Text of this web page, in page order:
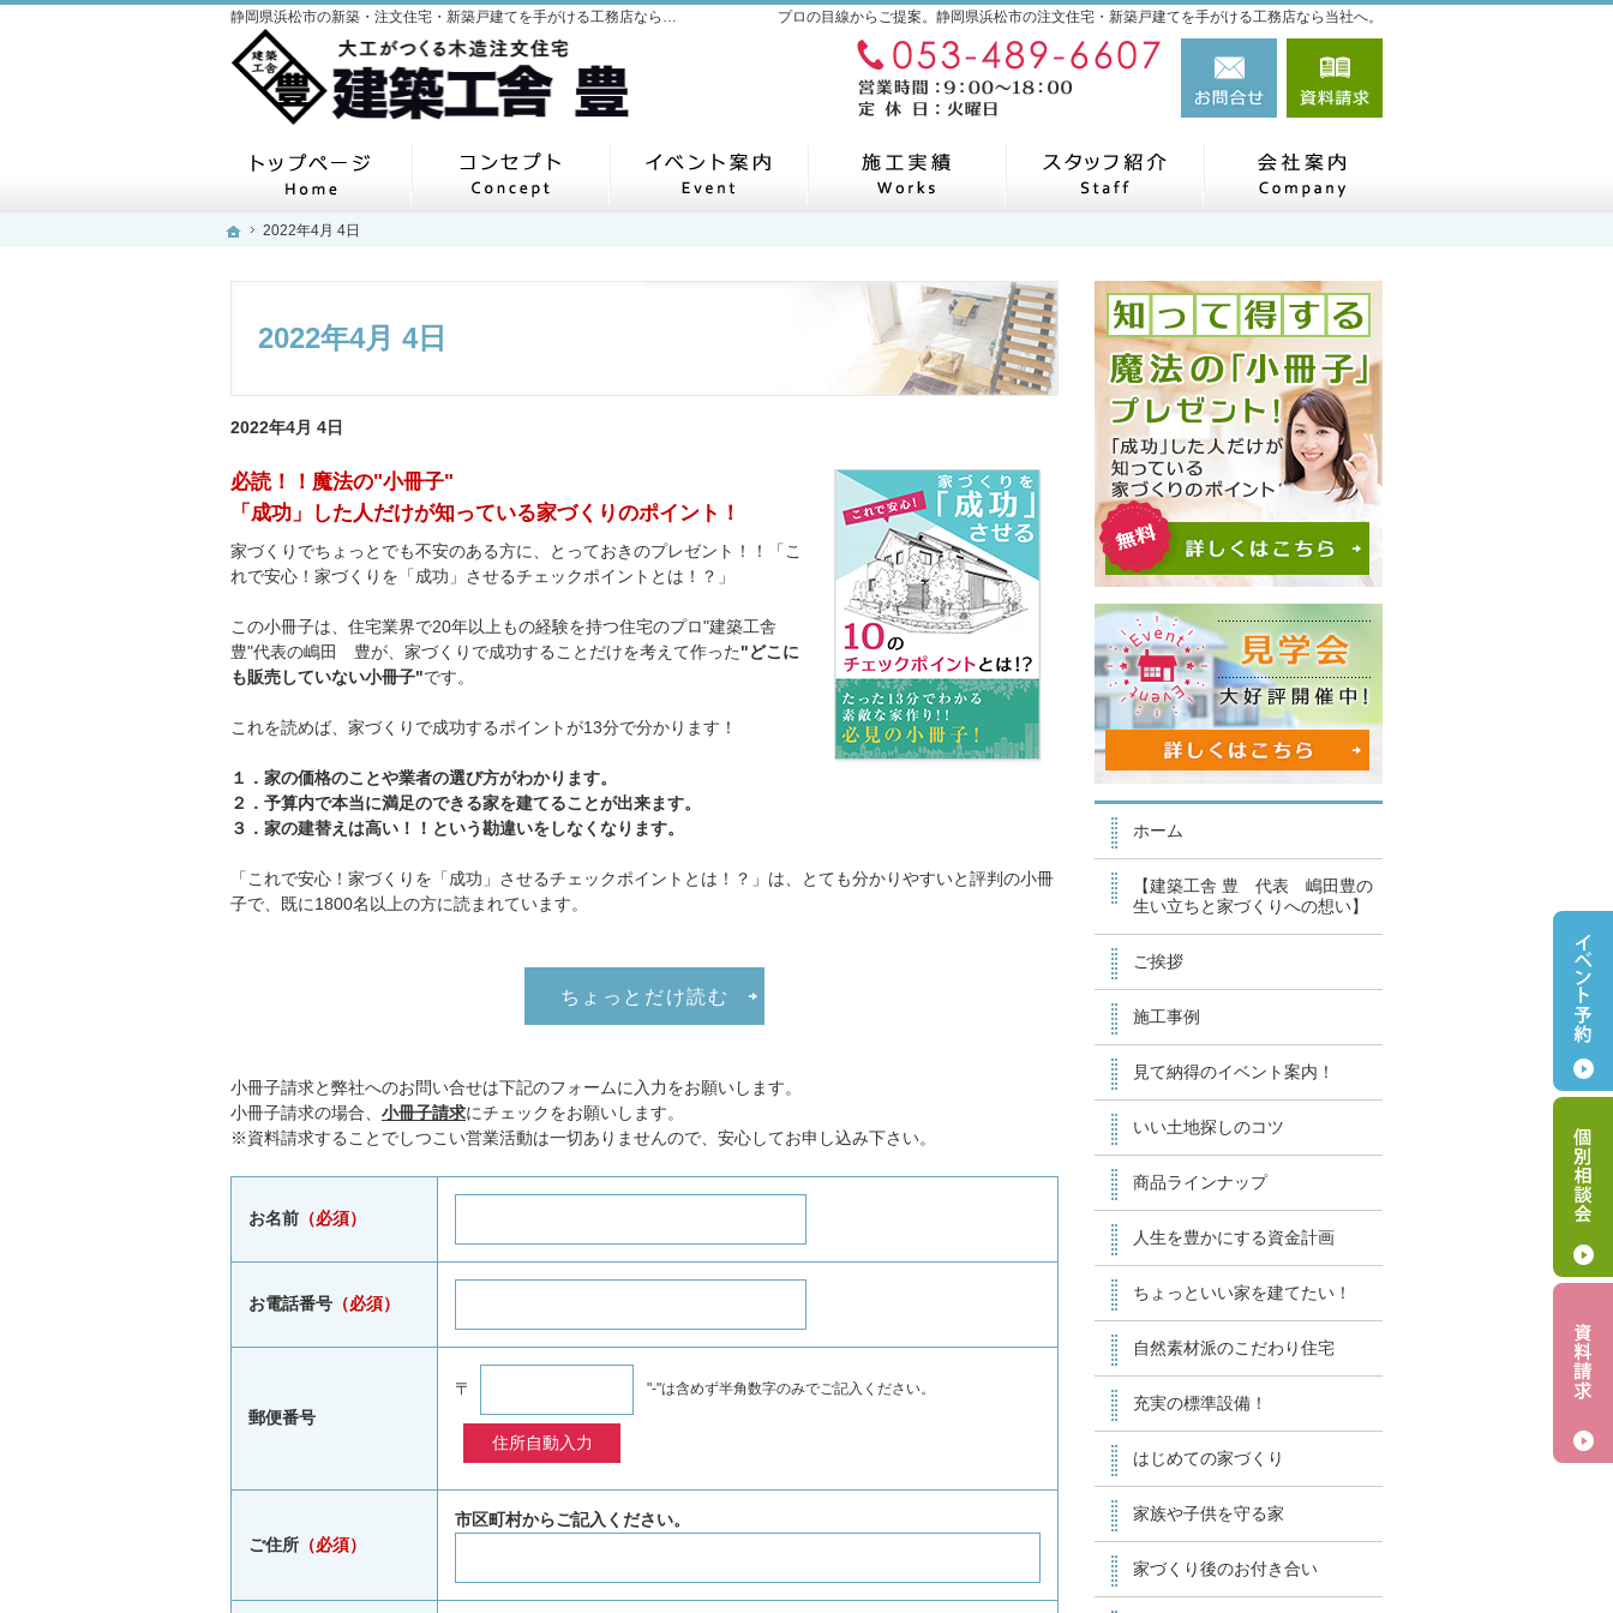
ホーム
2022年4月 4日
2022年4月 4日
プロの目線からご提案。静岡県浜松市の注文住宅・新築戸建てを手がける工務店なら当社へ。
静岡県浜松市の新築・注文住宅・新築戸建てを手がける工務店なら建築工舎 豊
2022年4月 4日
知って得する魔法の"小冊子"限定プレ
必読！！魔法の"小冊子"
「成功」した人だけが知っている家づくりのポイント！
家づくりでちょっとでも不安のある方に、とっておきのプレゼント！！「こ
れで安心！家づくりを「成功」させるチェックポイントとは！？」
この小冊子は、住宅業界で20年以上もの経験を持つ住宅のプロ"建築工舎
豊"代表の嶋田 豊が、家づくりで成功することだけを考えて作った"どこに
も販売していない小冊子"です。
これを読めば、家づくりで成功するポイントが13分で分かります！
１．家の価格のことや業者の選び方がわかります。
２．予算内で本当に満足のできる家を建てることが出来ます。
３．家の建替えは高い！！という勘違いをしなくなります。
「これで安心！家づくりを「成功」させるチェックポイントとは！？」は、とても分かりやすいと評判の小冊
子で、既に1800名以上の方に読まれています。
ちょっとだけ読む
小冊子請求と弊社へのお問い合せは下記のフォームに入力をお願いします。
小冊子請求の場合、 小冊子請求にチェックをお願いします。
※資料請求することでしつこい営業活動は一切ありませんので、安心してお申し込み下さい。
お名前 （必須）
お電話番号 （必須）
郵便番号
〒 "-"は含めず半角数字のみでご記入ください。
ご住所 （必須）
市区町村からご記入ください。
ホーム
【建築工舎 豊 代表 嶋田豊の
生い立ちと家づくりへの想い】
ご挨拶
施工事例
見て納得のイベント案内！
いい土地探しのコツ
商品ラインナップ
人生を豊かにする資金計画
ちょっといい家を建てたい！
自然素材派のこだわり住宅
充実の標準設備！
はじめての家づくり
家族や子供を守る家
家づくり後のお付き合い
053-489-6607
営業時間9:00～18:00 定休日：火曜日
ホーム
2022年4月 4日